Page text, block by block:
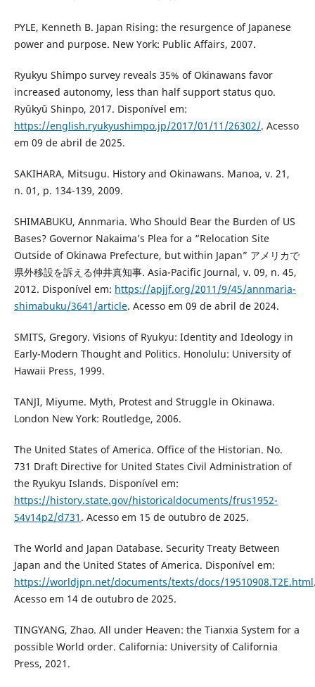
PYLE, Kenneth B. Japan Rising: the resurgence of Japanese
power and purpose. New York: Public Affairs, 2007.
Ryukyu Shimpo survey reveals 35% of Okinawans favor
increased autonomy, less than half support status quo.
Ryûkyû Shinpo, 2017. Disponível em:
https://english.ryukyushimpo.jp/2017/01/11/26302/. Acesso
em 09 de abril de 2025.
SAKIHARA, Mitsugu. History and Okinawans. Manoa, v. 21,
n. 01, p. 134-139, 2009.
SHIMABUKU, Annmaria. Who Should Bear the Burden of US
Bases? Governor Nakaima’s Plea for a “Relocation Site
Outside of Okinawa Prefecture, but within Japan” アメリカで
県外移設を訴える仲井真知事. Asia-Pacific Journal, v. 09, n. 45,
2012. Disponível em: https://apjjf.org/2011/9/45/annmaria-
shimabuku/3641/article. Acesso em 09 de abril de 2024.
SMITS, Gregory. Visions of Ryukyu: Identity and Ideology in
Early-Modern Thought and Politics. Honolulu: University of
Hawaii Press, 1999.
TANJI, Miyume. Myth, Protest and Struggle in Okinawa.
London New York: Routledge, 2006.
The United States of America. Office of the Historian. No.
731 Draft Directive for United States Civil Administration of
the Ryukyu Islands. Disponível em:
https://history.state.gov/historicaldocuments/frus1952-
54v14p2/d731 . Acesso em 15 de outubro de 2025.
The World and Japan Database. Security Treaty Between
Japan and the United States of America. Disponível em:
https://worldjpn.net/documents/texts/docs/19510908.T2E.html
Acesso em 14 de outubro de 2025.
TINGYANG, Zhao. All under Heaven: the Tianxia System for a
possible World order. California: University of California
Press, 2021.